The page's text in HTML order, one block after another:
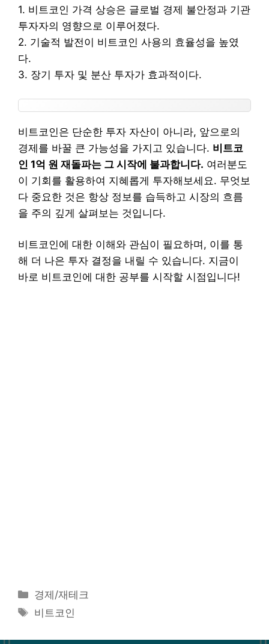
1. 비트코인 가격 상승은 글로벌 경제 불안정과 기관
투자자의 영향으로 이루어졌다.
2. 기술적 발전이 비트코인 사용의 효율성을 높였
다.
3. 장기 투자 및 분산 투자가 효과적이다.
비트코인은 단순한 투자 자산이 아니라, 앞으로의
경제를 바꿀 큰 가능성을 가지고 있습니다. 비트코
인 1억 원 재돌파는 그 시작에 불과합니다. 여러분도
이 기회를 활용하여 지혜롭게 투자해보세요. 무엇보
다 중요한 것은 항상 정보를 습득하고 시장의 흐름
을 주의 깊게 살펴보는 것입니다.
비트코인에 대한 이해와 관심이 필요하며, 이를 통
해 더 나은 투자 결정을 내릴 수 있습니다. 지금이
바로 비트코인에 대한 공부를 시작할 시점입니다!
카
테
리
경제/재테크
태
비트코인